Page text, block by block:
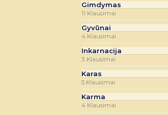
Gimdymas
11 Klausimai
Gyvūnai
4 Klausimai
Inkarnacija
3 Klausimai
Karas
5 Klausimai
Karma
4 Klausimai